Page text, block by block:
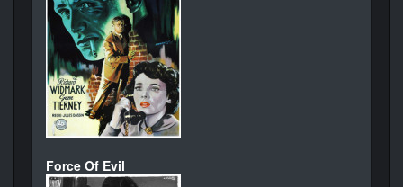
Force Of Evil